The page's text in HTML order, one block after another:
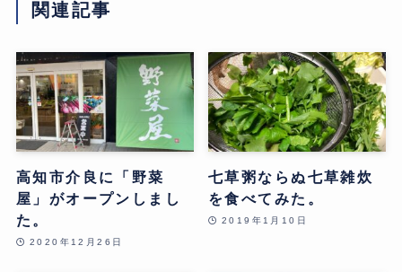
関連記事
高知市介良に「野菜
屋」がオープンしまし
た。
2020年12月26日
七草粥ならぬ七草雑炊
を食べてみた。
2019年1月10日